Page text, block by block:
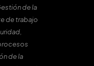
de la
de trabajo
de la